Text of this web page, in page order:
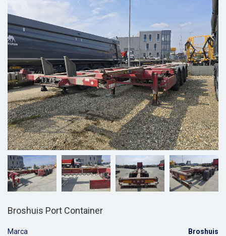
Broshuis Port Container
Marca
Broshuis